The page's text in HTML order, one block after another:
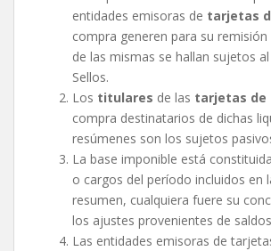
entidades emisoras de tarjetas
compra generen para su
de las mismas se hallan sujetos
Sellos.
Los titulares de las tarjetas de
compra destinatarios de dichas
resúmenes son los sujetos
La base imponible está
o cargos del período incluidos en
resumen, cualquiera fuere su
los ajustes provenientes de
Las entidades emisoras de